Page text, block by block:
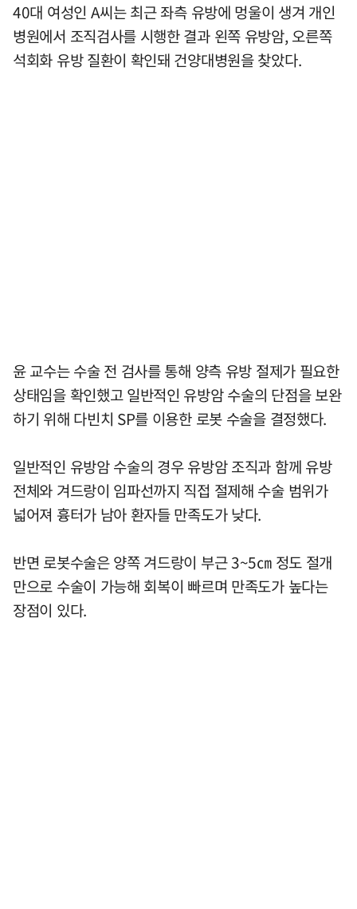
40대 여성인 A씨는 최근 좌측 유방에 멍울이 생겨 개인
병원에서 조직검사를 시행한 결과 왼쪽 유방암, 오른쪽
석회화 유방 질환이 확인돼 건양대병원을 찾았다.
윤 교수는 수술 전 검사를 통해 양측 유방 절제가 필요한
상태임을 확인했고 일반적인 유방암 수술의 단점을 보완
하기 위해 다빈치 SP를 이용한 로봇 수술을 결정했다.
일반적인 유방암 수술의 경우 유방암 조직과 함께 유방
전체와 겨드랑이 임파선까지 직접 절제해 수술 범위가
넓어져 흉터가 남아 환자들 만족도가 낮다.
반면 로봇수술은 양쪽 겨드랑이 부근 3~5㎝ 정도 절개
만으로 수술이 가능해 회복이 빠르며 만족도가 높다는
장점이 있다.